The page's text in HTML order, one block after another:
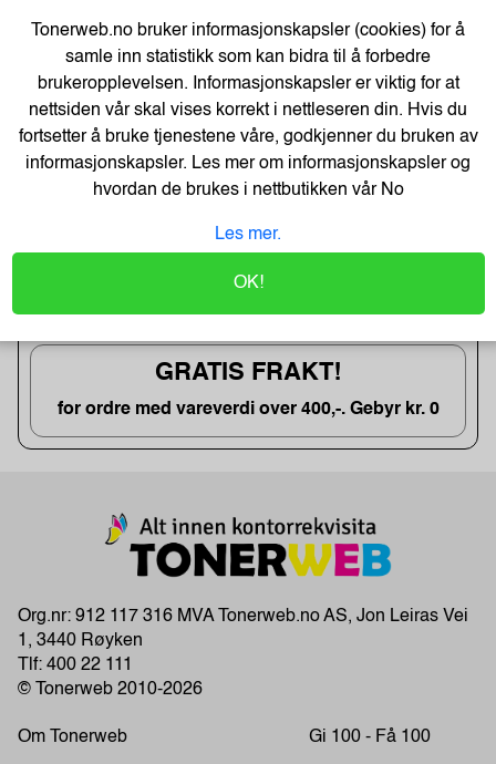
UKENS TILBUD!
Kopipapir Nøytralt A4 80G (500 ark)
GRATIS FRAKT!
for ordre med vareverdi over 400,-. Gebyr kr. 0
Org.nr: 912 117 316 MVA Tonerweb.no AS, Jon Leiras Vei
1, 3440 Røyken
Tlf: 400 22 111
© Tonerweb 2010-2026
Om Tonerweb Gi 100 - Få 100
Tonerweb.no bruker informasjonskapsler (cookies) for å
samle inn statistikk som kan bidra til å forbedre
brukeropplevelsen. Informasjonskapsler er viktig for at
nettsiden vår skal vises korrekt i nettleseren din. Hvis du
fortsetter å bruke tjenestene våre, godkjenner du bruken av
informasjonskapsler. Les mer om informasjonskapsler og
hvordan de brukes i nettbutikken vårNo
Les mer.
OK!